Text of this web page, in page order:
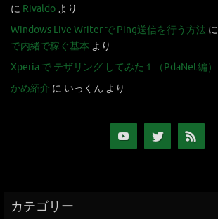
に Rivaldo より
Windows Live Writer で Ping送信を行う方法 に
で内緒で稼ぐ基本 より
Xperia で テザリング してみた１（PdaNet編）
かめ紹介 に いっくん より
カテゴリー